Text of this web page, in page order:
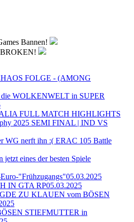
Bannen!
FOLGE - (AMONG
WOLKENWELT in SUPER
FULL MATCH HIGHLIGHTS
2025 SEMI FINAL | IND VS
WG nerft ihn :( ERAC 105 Battle
jetzt eines der besten Spiele
"Frühzugangs"05.03.2025
IN GTA RP05.03.2025
ZU KLAUEN vom BÖSEN
STIEFMUTTER in